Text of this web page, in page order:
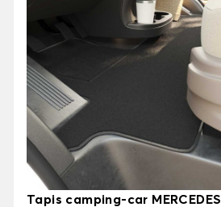
Tapis camping-car MERCEDES